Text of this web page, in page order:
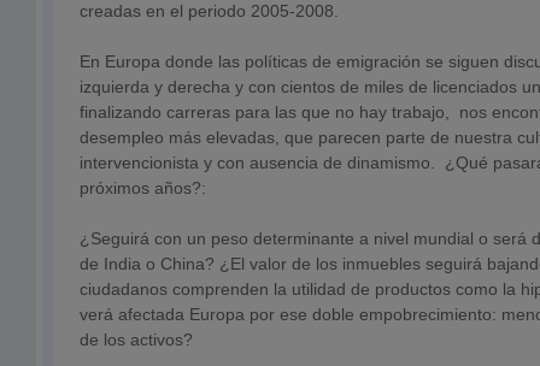
creadas en el periodo 2005-2008.
En Europa donde las políticas de emigración se siguen
izquierda y derecha y con cientos de miles de licenciados
finalizando carreras para las que no hay trabajo, nos
desempleo más elevadas, que parecen parte de nuestra
intervencionista y con ausencia de dinamismo. ¿Qué
próximos años?:
¿Seguirá con un peso determinante a nivel mundial o será
de India o China? ¿El valor de los inmuebles seguirá
ciudadanos comprenden la utilidad de productos como la
verá afectada Europa por ese doble empobrecimiento:
de los activos?